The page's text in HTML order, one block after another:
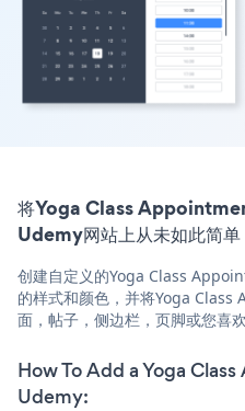
将Yoga Class
Udemy网站上从未如此简单
创建自定义的Yoga Class
的样式和颜色，并将Yoga
面，帖子，侧边栏，页脚或您喜
How To Add a Yoga
Udemy: